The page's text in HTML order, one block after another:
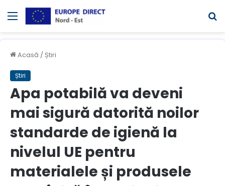
Meniul
Acasă / Știri
Știri
Apa potabilă va deveni
mai sigură datorită noilor
standarde de igienă la
nivelul UE pentru
materialele și produsele